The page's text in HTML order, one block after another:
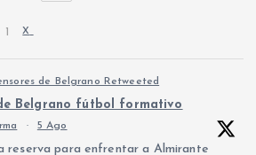
1 X
de Belgrano Retweeted
Belgrano fútbol formativo
· 5 Ago
reserva para enfrentar a Almirante